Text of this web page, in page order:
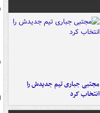
مجتبی جباری تیم جدیدش را
انتخاب کرد